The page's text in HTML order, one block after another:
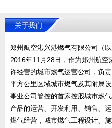
关于我们
郑州航空港兴港燃气有限公司（
2016年11月28日，作为郑州航空
许经营的城市燃气运营公司，负
平方公里区域城市燃气及其附属
事业公司管控的首家控股城市燃
产品的运营、开发利用、销售、
燃气经营，城市燃气工程设计、